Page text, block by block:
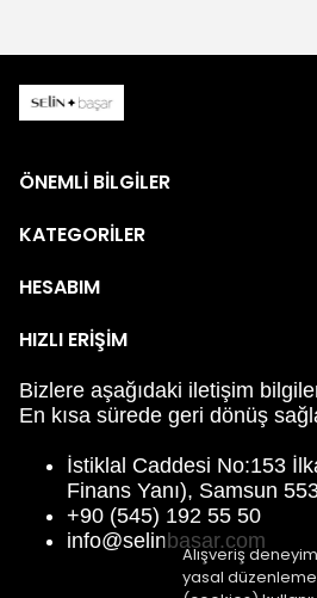
Alışveriş
yasal
ÖNEMLİ BİLGİLER
KATEGORİLER
HESABIM
HIZLI ERİŞİM
Bizlere aşağıdaki iletişim
En kısa sürede geri dönüş
İstiklal Caddesi No:153
Finans Yanı), Samsun
+90 (545) 192 55 50
info@selinbasar.com